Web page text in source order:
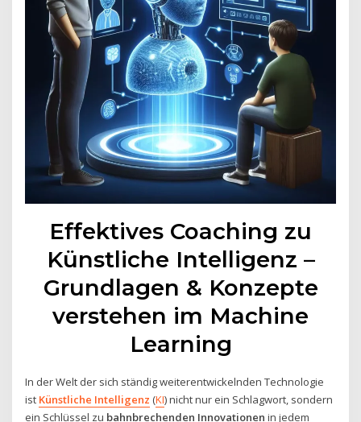
Effektives Coaching zu
Künstliche Intelligenz –
Grundlagen & Konzepte
verstehen im Machine
Learning
In der Welt der sich ständig weiterentwickelnden Technologie
ist Künstliche Intelligenz (KI) nicht nur ein Schlagwort, sondern
ein Schlüssel zu bahnbrechenden Innovationen in jedem